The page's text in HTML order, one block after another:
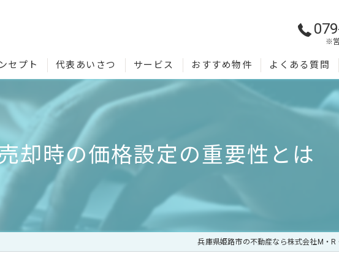
※
セプト 代表あいさつ サービス おすすめ物件 よくある質問
却時の価格設定の重要性とは
兵庫県姫路市の不動産なら株式会社M・R